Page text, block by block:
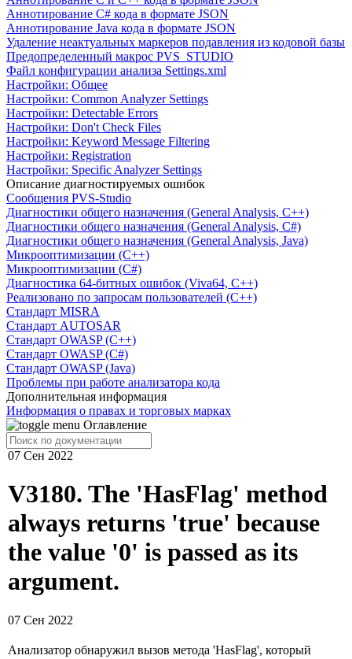
Аннотирование C# кода в формате JSON
Аннотирование Java кода в формате JSON
Удаление неактуальных маркеров подавления из кодовой базы
Предопределенный макрос PVS_STUDIO
Файл конфигурации анализа Settings.xml
Настройки: Общее
Настройки: Common Analyzer Settings
Настройки: Detectable Errors
Настройки: Don't Check Files
Настройки: Keyword Message Filtering
Настройки: Registration
Настройки: Specific Analyzer Settings
Описание диагностируемых ошибок
Сообщения PVS-Studio
Диагностики общего назначения (General Analysis, C++)
Диагностики общего назначения (General Analysis, C#)
Диагностики общего назначения (General Analysis, Java)
Микрооптимизации (C++)
Микрооптимизации (C#)
Диагностика 64-битных ошибок (Viva64, C++)
Реализовано по запросам пользователей (C++)
Cтандарт MISRA
Стандарт AUTOSAR
Стандарт OWASP (C++)
Стандарт OWASP (C#)
Стандарт OWASP (Java)
Проблемы при работе анализатора кода
Дополнительная информация
Информация о правах и торговых марках
Оглавление
07 Сен 2022
V3180. The 'HasFlag' method
always returns 'true' because
the value '0' is passed as its
argument.
07 Сен 2022
Анализатор обнаружил вызов метода 'HasFlag', который